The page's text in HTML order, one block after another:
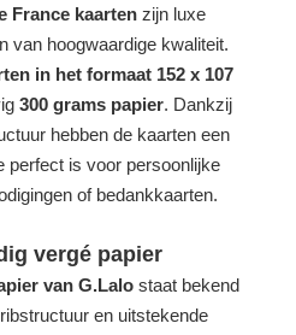
France kaarten zijn luxe
van hoogwaardige kwaliteit.
in het formaat 152 x 107
300 grams papier. Dankzij
hebben de kaarten een
perfect is voor persoonlijke
of bedankkaarten.
vergé papier
van G.Lalo staat bekend
en uitstekende